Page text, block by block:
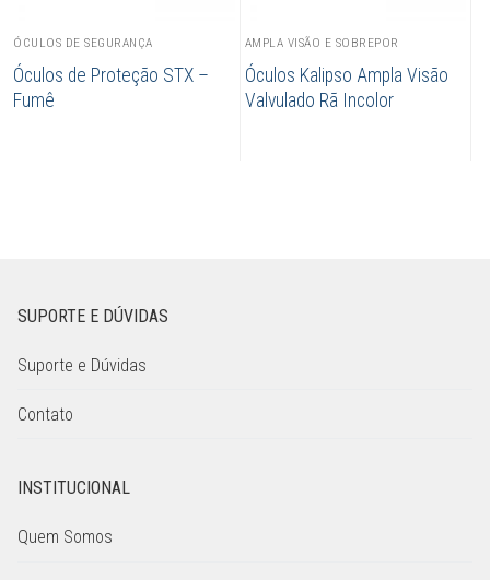
ÓCULOS DE SEGURANÇA
Óculos de Proteção STX –
Fumê
AMPLA VISÃO E SOBREPOR
Óculos Kalipso Ampla Visão
Valvulado Rã Incolor
SUPORTE E DÚVIDAS
Suporte e Dúvidas
Contato
INSTITUCIONAL
Quem Somos